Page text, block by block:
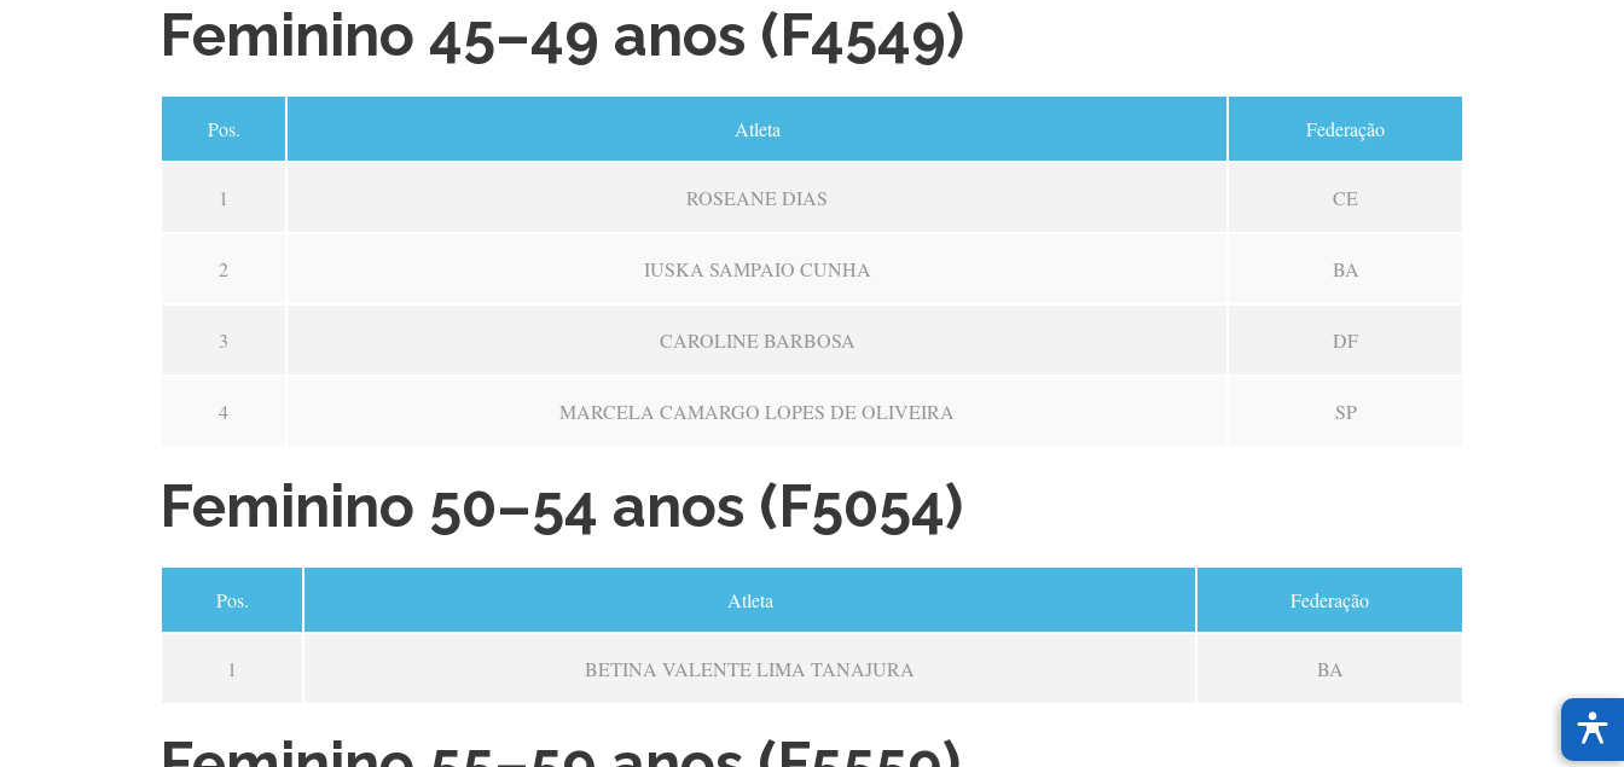
Feminino 45–49 anos (F4549)
Pos. Atleta Federação
1 ROSEANE DIAS CE
2 IUSKA SAMPAIO CUNHA BA
3 CAROLINE BARBOSA DF
4 MARCELA CAMARGO LOPES DE OLIVEIRA SP
Feminino 50–54 anos (F5054)
Pos. Atleta Federação
1 BETINA VALENTE LIMA TANAJURA BA